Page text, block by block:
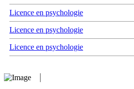
Licence en psychologie
Licence en psychologie
Licence en psychologie